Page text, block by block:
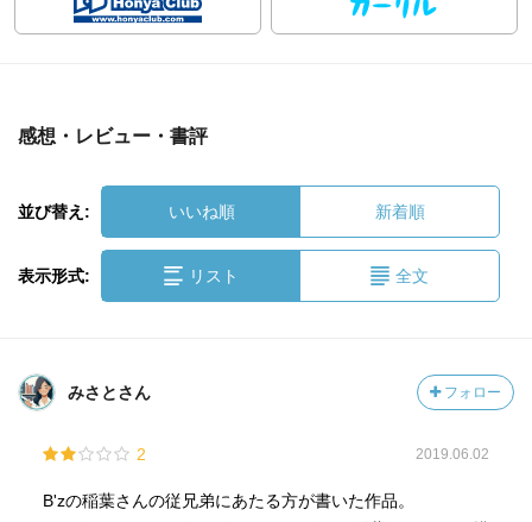
感想・レビュー・書評
並び替え: いいね順 新着順
表示形式: リスト 全文
みさとさん フォロー
2 2019.06.02
B'zの稲葉さんの従兄弟にあたる方が書いた作品。